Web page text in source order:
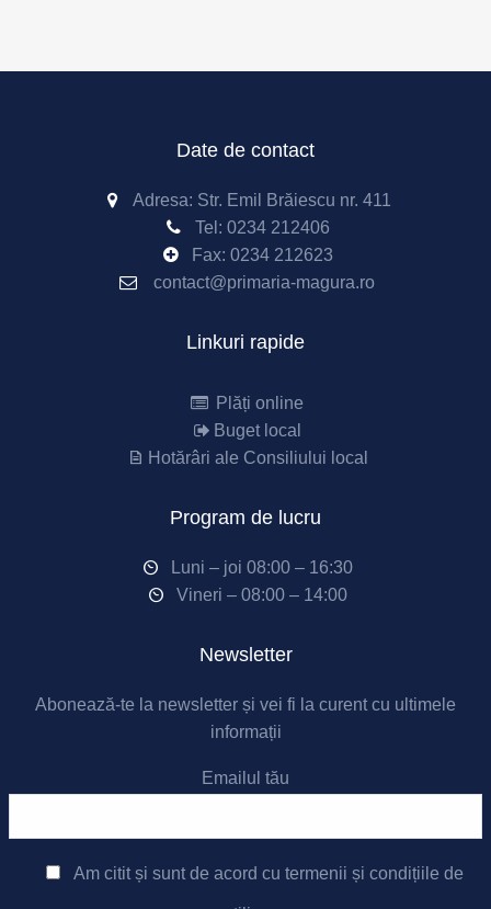
Date de contact
Adresa: Str. Emil Brăiescu nr. 411
Tel: 0234 212406
Fax: 0234 212623
contact@primaria-magura.ro
Linkuri rapide
Plăți online
Buget local
Hotărâri ale Consiliului local
Program de lucru
Luni – joi 08:00 – 16:30
Vineri – 08:00 – 14:00
Newsletter
Abonează-te la newsletter și vei fi la curent cu ultimele
informații
Emailul tău
Am citit și sunt de acord cu termenii și condițiile de